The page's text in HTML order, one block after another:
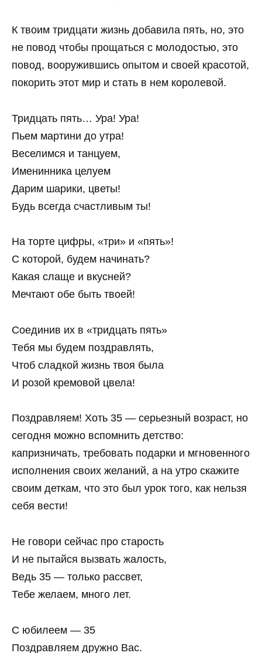
К твоим тридцати жизнь добавила пять, но, это
не повод чтобы прощаться с молодостью, это
повод, вооружившись опытом и своей красотой,
покорить этот мир и стать в нем королевой.
Тридцать пять… Ура! Ура!
Пьем мартини до утра!
Веселимся и танцуем,
Именинника целуем
Дарим шарики, цветы!
Будь всегда счастливым ты!
На торте цифры, «три» и «пять»!
С которой, будем начинать?
Какая слаще и вкусней?
Мечтают обе быть твоей!
Соединив их в «тридцать пять»
Тебя мы будем поздравлять,
Чтоб сладкой жизнь твоя была
И розой кремовой цвела!
Поздравляем! Хоть 35 — серьезный возраст, но
сегодня можно вспомнить детство:
капризничать, требовать подарки и мгновенного
исполнения своих желаний, а на утро скажите
своим деткам, что это был урок того, как нельзя
себя вести!
Не говори сейчас про старость
И не пытайся вызвать жалость,
Ведь 35 — только рассвет,
Тебе желаем, много лет.
С юбилеем — 35
Поздравляем дружно Вас.